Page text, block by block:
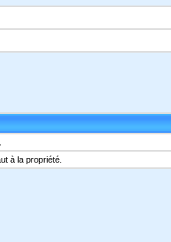
à la propriété.